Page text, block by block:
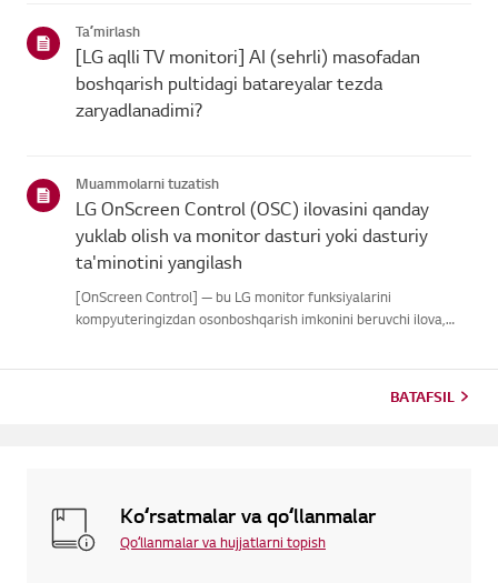
ko'rinmasa, LG mon...
Taʼmirlash
[LG aqlli TV monitori] AI (sehrli) masofadan
boshqarish pultidagi batareyalar tezda
zaryadlanadimi?
Muammolarni tuzatish
LG OnScreen Control (OSC) ilovasini qanday
yuklab olish va monitor dasturi yoki dasturiy
ta'minotini yangilash
[OnScreen Control] — bu LG monitor funksiyalarini
kompyuteringizdan osonboshqarish imkonini beruvchi ilova,
BATAFSIL
Koʻrsatmalar va qoʻllanmalar
Qoʻllanmalar va hujjatlarni topish